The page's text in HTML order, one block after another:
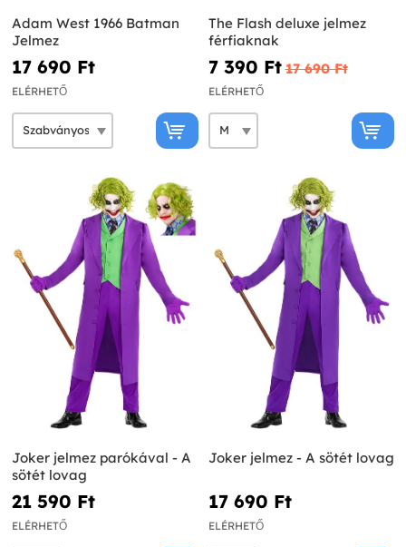
Adam West 1966 Batman
Jelmez
17 690 Ft‎
ELÉRHETŐ
The Flash deluxe jelmez
férfiaknak
7 390 Ft‎ 17 690 Ft‎
ELÉRHETŐ
Joker jelmez parókával - A
sötét lovag
21 590 Ft‎
ELÉRHETŐ
Joker jelmez - A sötét lovag
17 690 Ft‎
ELÉRHETŐ